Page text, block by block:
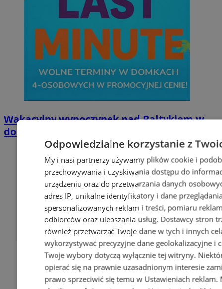
Wakacyjny wypoczynek nad Bałtykiem w
domkach Szmaragdowe Morze
Odpowiedzialne korzystanie z
My i nasi partnerzy używamy plików cookie i
przechowywania i uzyskiwania dostępu do
urządzeniu oraz do przetwarzania danych
adres IP, unikalne identyfikatory i dane
spersonalizowanych reklam i treści, pomiaru
odbiorców oraz ulepszania usług. Dostawcy stron
również przetwarzać Twoje dane w tych i innych
wykorzystywać precyzyjne dane geolokalizacyjne i
Twoje wybory dotyczą wyłącznie tej witryny.
opierać się na prawnie uzasadnionym interesie
prawo sprzeciwić się temu w Ustawieniach reklam.